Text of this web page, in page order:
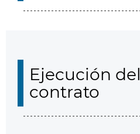
Ejecución del
contrato